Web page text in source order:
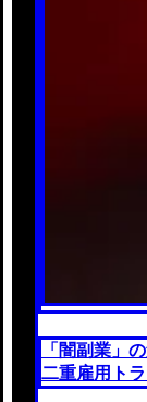
「闇副業」
二重雇用ト